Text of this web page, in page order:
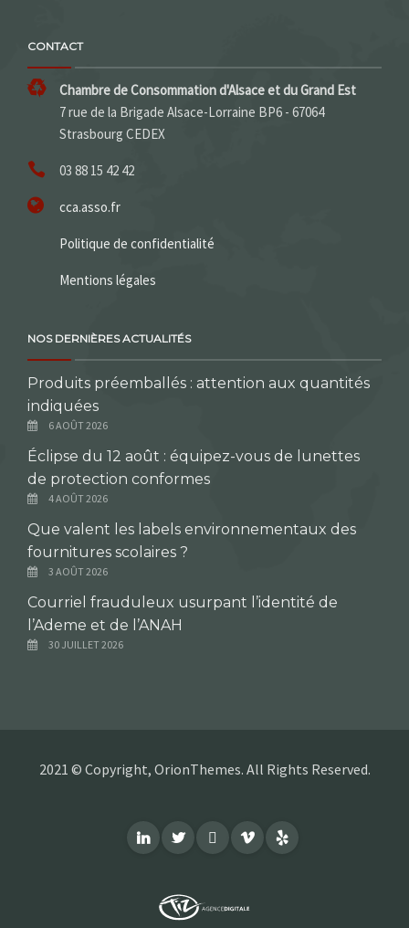
CONTACT
Chambre de Consommation d'Alsace et du Grand Est
7 rue de la Brigade Alsace-Lorraine BP6 - 67064
Strasbourg CEDEX
03 88 15 42 42
cca.asso.fr
Politique de confidentialité
Mentions légales
NOS DERNIÈRES ACTUALITÉS
Produits préemballés : attention aux quantités
indiquées
6 AOÛT 2026
Éclipse du 12 août : équipez-vous de lunettes
de protection conformes
4 AOÛT 2026
Que valent les labels environnementaux des
fournitures scolaires ?
3 AOÛT 2026
Courriel frauduleux usurpant l’identité de
l’Ademe et de l’ANAH
30 JUILLET 2026
2021 © Copyright, OrionThemes. All Rights Reserved.